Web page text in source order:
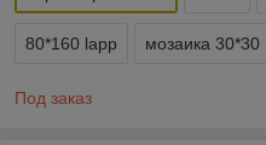
80*160 lapp мозаика 30*30
Под заказ